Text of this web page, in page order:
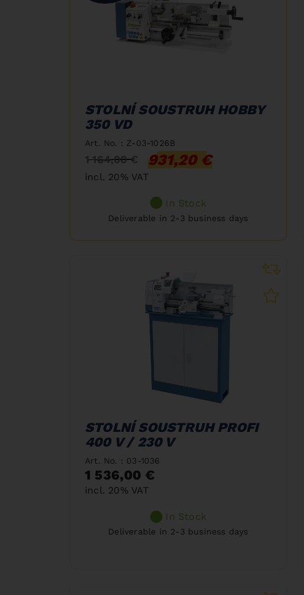
STOLNÍ SOUSTRUH HOBBY
350 VD
Art. No. : Z-03-1026B
1 164,00 € 931,20 €
incl. 20% VAT
In Stock
Deliverable in 2-3 business days
STOLNÍ SOUSTRUH PROFI
400 V / 230 V
Art. No. : 03-1036
1 536,00 €
incl. 20% VAT
In Stock
Deliverable in 2-3 business days